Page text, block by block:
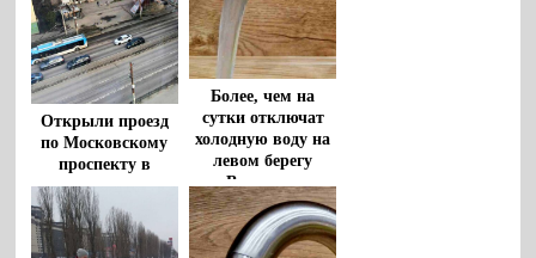
Открыли проезд
по Московскому
проспекту в
Воронеже
Более, чем на
сутки отключат
холодную воду на
левом берегу
Воронежа